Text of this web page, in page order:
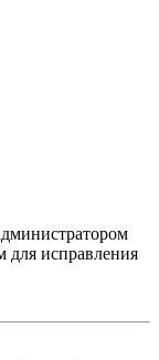
для исправления